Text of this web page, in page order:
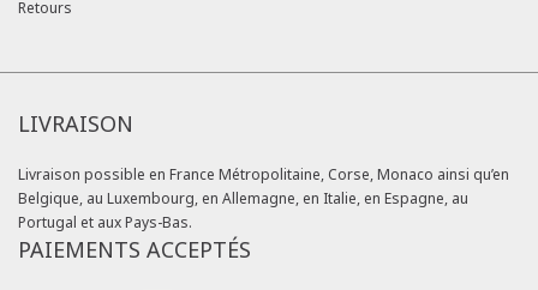
Retours
LIVRAISON
Livraison possible en France Métropolitaine, Corse, Monaco ainsi qu’en
Belgique, au Luxembourg, en Allemagne, en Italie, en Espagne, au
Portugal et aux Pays-Bas.
PAIEMENTS ACCEPTÉS